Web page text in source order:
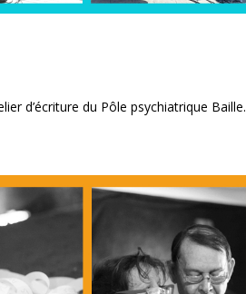
d’écriture du Pôle psychiatrique Baille.